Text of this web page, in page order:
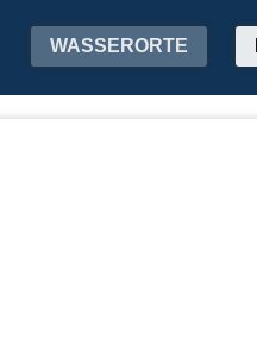
WASSERORTE